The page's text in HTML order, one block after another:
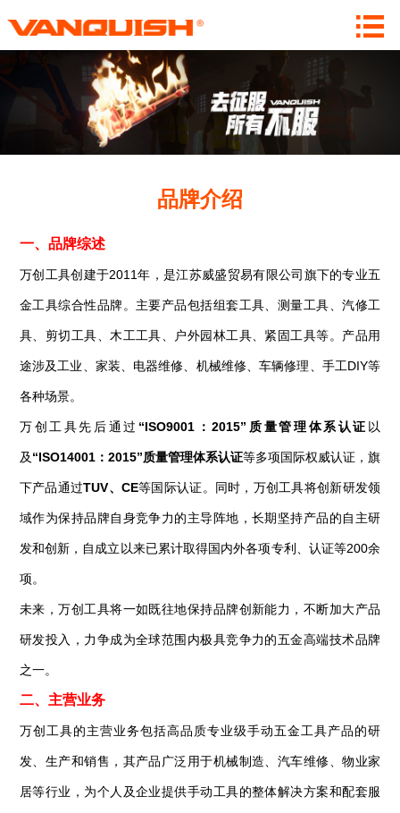
品牌介绍
一、 品牌综述
万创工具创建于2011年，是江苏威盛贸易有限公司旗下的专业五
金工具综合性品牌。 主要产品包括组套工具、测量工具、汽修工
具、剪切工具、木工工具、户外园林工具、紧固工具等。产品用
途涉及工业、家装、电器维修、机械维修、车辆修理、手工DIY等
各种场景。
万创工具先后通过 “ISO9001：2015”质量管理体系认证 以
及“ISO14001：2015”质量管理体系认证等多项国际权威认证，旗
下产品通过TUV、CE等国际认证。同时，万创工具将创新研发领
域作为保持品牌自身竞争力的主导阵地，长期坚持产品的自主研
发和创新，自成立以来已累计取得国内外各项专利、认证等200余
项。
未来，万创工具将一如既往地保持品牌创新能力，不断加大产品
研发投入，力争成为全球范围内极具竞争力的五金高端技术品牌
之一。
二、主营业务
万创工具的主营业务包括高品质专业级手动五金工具产品的研
发、生产和销售，其产品广泛用于机械制造、汽车维修、物业家
居等行业，为个人及企业提供手动工具的整体解决方案和配套服